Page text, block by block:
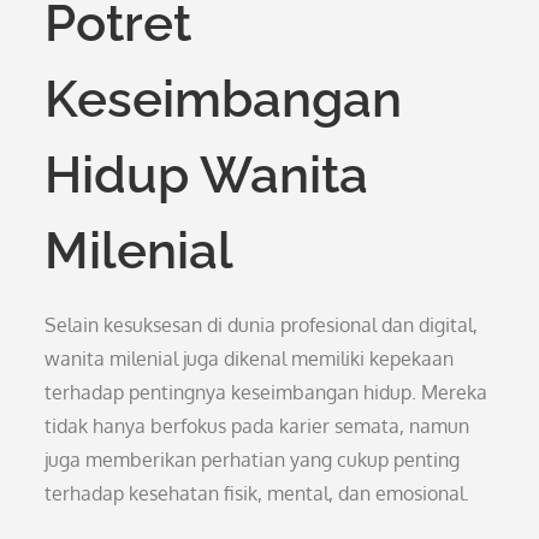
Potret
Keseimbangan
Hidup Wanita
Milenial
Selain kesuksesan di dunia profesional dan digital,
wanita milenial juga dikenal memiliki kepekaan
terhadap pentingnya keseimbangan hidup. Mereka
tidak hanya berfokus pada karier semata, namun
juga memberikan perhatian yang cukup penting
terhadap kesehatan fisik, mental, dan emosional.